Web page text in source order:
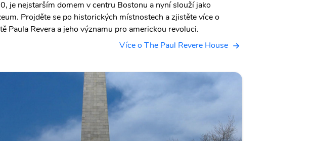
je nejstarším domem v centru Bostonu a nyní slouží jako
Projděte se po historických místnostech a zjistěte více o
Paula Revera a jeho významu pro americkou revoluci.
Více o The Paul Revere House